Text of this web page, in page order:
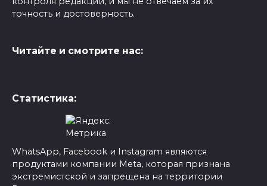
точность и достоверность.
Читайте и смотрите нас:
Статистика:
WhatsApp, Facebook и Instagram являются
продуктами компании Meta, которая признана
экстремистской и запрещена на территории